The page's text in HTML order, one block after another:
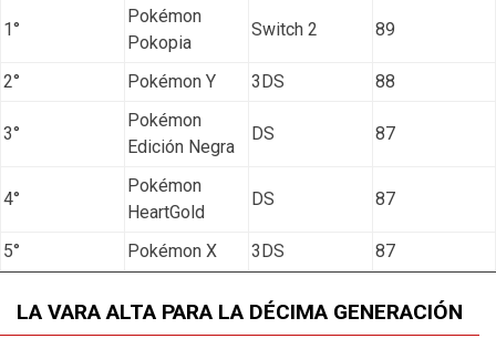
1°
Pokémon
Pokopia
Switch 2 89
2° Pokémon Y 3DS 88
3°
Pokémon
Edición Negra
DS 87
4°
Pokémon
HeartGold
DS 87
5° Pokémon X 3DS 87
LA VARA ALTA PARA LA DÉCIMA GENERACIÓN